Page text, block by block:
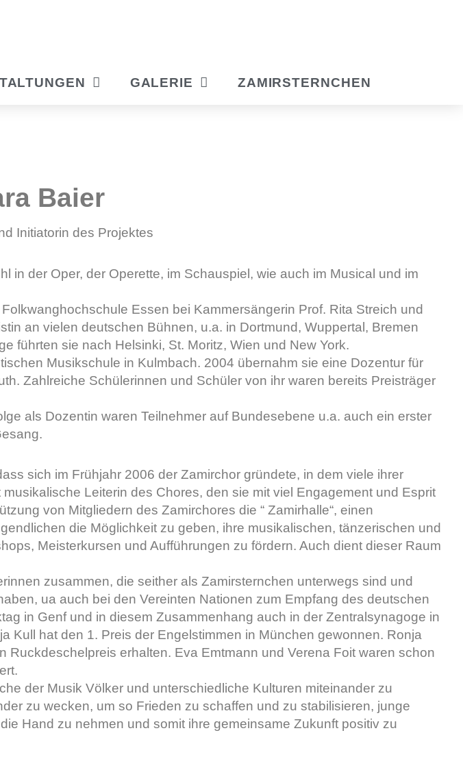
GALERIE ZAMIRSTERNCHEN
Baier
Initiatorin des Projektes
in der Oper, der Operette, im Schauspiel, wie auch im Musical und im
Essen bei Kammersängerin Prof. Rita Streich und
an vielen deutschen Bühnen, u.a. in Dortmund, Wuppertal, Bremen
führten sie nach Helsinki, St. Moritz, Wien und New York.
Musikschule in Kulmbach. 2004 übernahm sie eine Dozentur für
Zahlreiche Schülerinnen und Schüler von ihr waren bereits Preisträger
als Dozentin waren Teilnehmer auf Bundesebene u.a. auch ein erster
sich im Frühjahr 2006 der Zamirchor gründete, in dem viele ihrer
Leiterin des Chores, den sie mit viel Engagement und Esprit
von Mitgliedern des Zamirchores die “ Zamirhalle“, einen
die Möglichkeit zu geben, ihre musikalischen, tänzerischen und
Meisterkursen und Aufführungen zu fördern. Auch dient dieser Raum
zusammen, die seither als Zamirsternchen unterwegs sind und
ua auch bei den Vereinten Nationen zum Empfang des deutschen
in Genf und in diesem Zusammenhang auch in der Zentralsynagoge in
Kull hat den 1. Preis der Engelstimmen in München gewonnen. Ronja
Ruckdeschelpreis erhalten. Eva Emtmann und Verena Foit waren schon
der Musik Völker und unterschiedliche Kulturen miteinander zu
zu wecken, um so Frieden zu schaffen und zu stabilisieren, junge
Hand zu nehmen und somit ihre gemeinsame Zukunft positiv zu